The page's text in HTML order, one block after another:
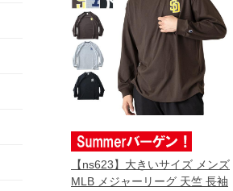
【ns623】大きいサイズ メンズ
MLB メジャーリーグ 天竺 長袖